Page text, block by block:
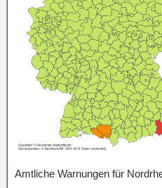
Amtliche Warnungen für